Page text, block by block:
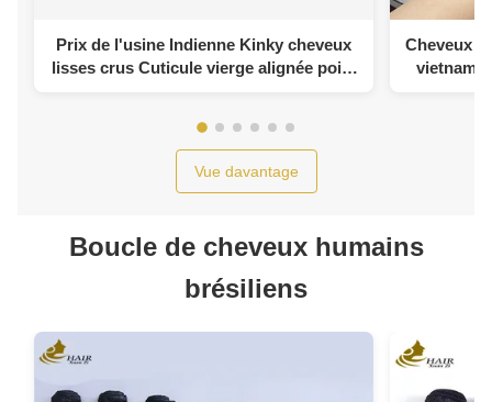
Prix de l'usine Indienne Kinky cheveux
lisses crus Cuticule vierge alignée poils
Cheveux
Vue davantage
Boucle de cheveux humains
brésiliens